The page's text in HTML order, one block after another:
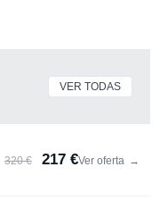
VER TODAS
320 € 217 €Ver oferta →